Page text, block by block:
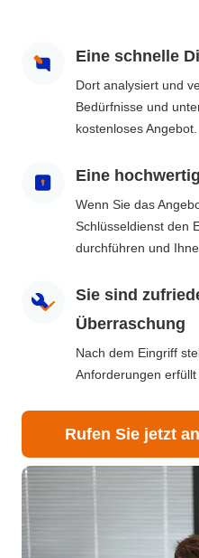
Eine schnelle
Dort analysiert und
Bedürfnisse und
kostenloses Angebot.
Eine
Wenn Sie das
Schlüsseldienst den
durchführen und
Sie sind
Überraschung
Nach dem Eingriff
Anforderungen erfüllt
Rufen Sie jetzt an